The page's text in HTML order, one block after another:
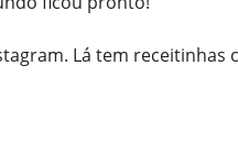
Lá tem receitinhas